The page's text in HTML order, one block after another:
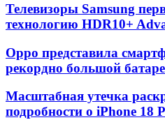
Телевизоры Samsung
технологию HDR10+
Oppo представила
рекордно большой
Масштабная утечка
подробности о iPhone 18